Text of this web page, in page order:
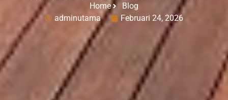
Home
Blog
adminutama
Februari 24, 2026